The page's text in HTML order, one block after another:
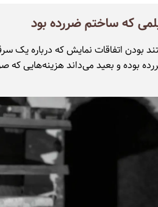
که ساختم ضررده بود
بودن اتفاقات نمایش که درباره یک
بوده و بعید می‌داند هزینه‌هایی که